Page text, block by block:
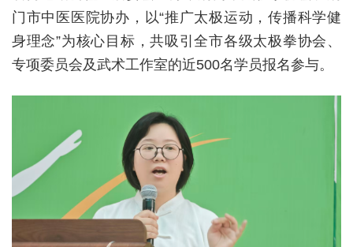
门市中医医院协办，以“推广太极运动，传播科学健
身理念”为核心目标，共吸引全市各级太极拳协会、
专项委员会及武术工作室的近500名学员报名参与。